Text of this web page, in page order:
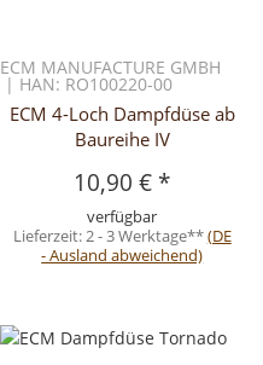
ECM MANUFACTURE GMBH
| HAN: RO100220-00
ECM 4-Loch Dampfdüse ab
Baureihe IV
10,90 € *
verfügbar
Lieferzeit:2 - 3 Werktage**(DE
- Ausland abweichend)